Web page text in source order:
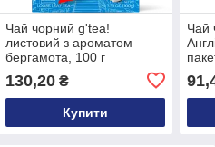
Чай чорний g'tea!
листовий з ароматом
бергамота, 100 г
130,20₴
Купити
Чай